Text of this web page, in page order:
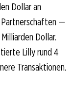
Dollar an
Partnerschaften —
Dollar.
Lilly rund 4
Transaktionen.